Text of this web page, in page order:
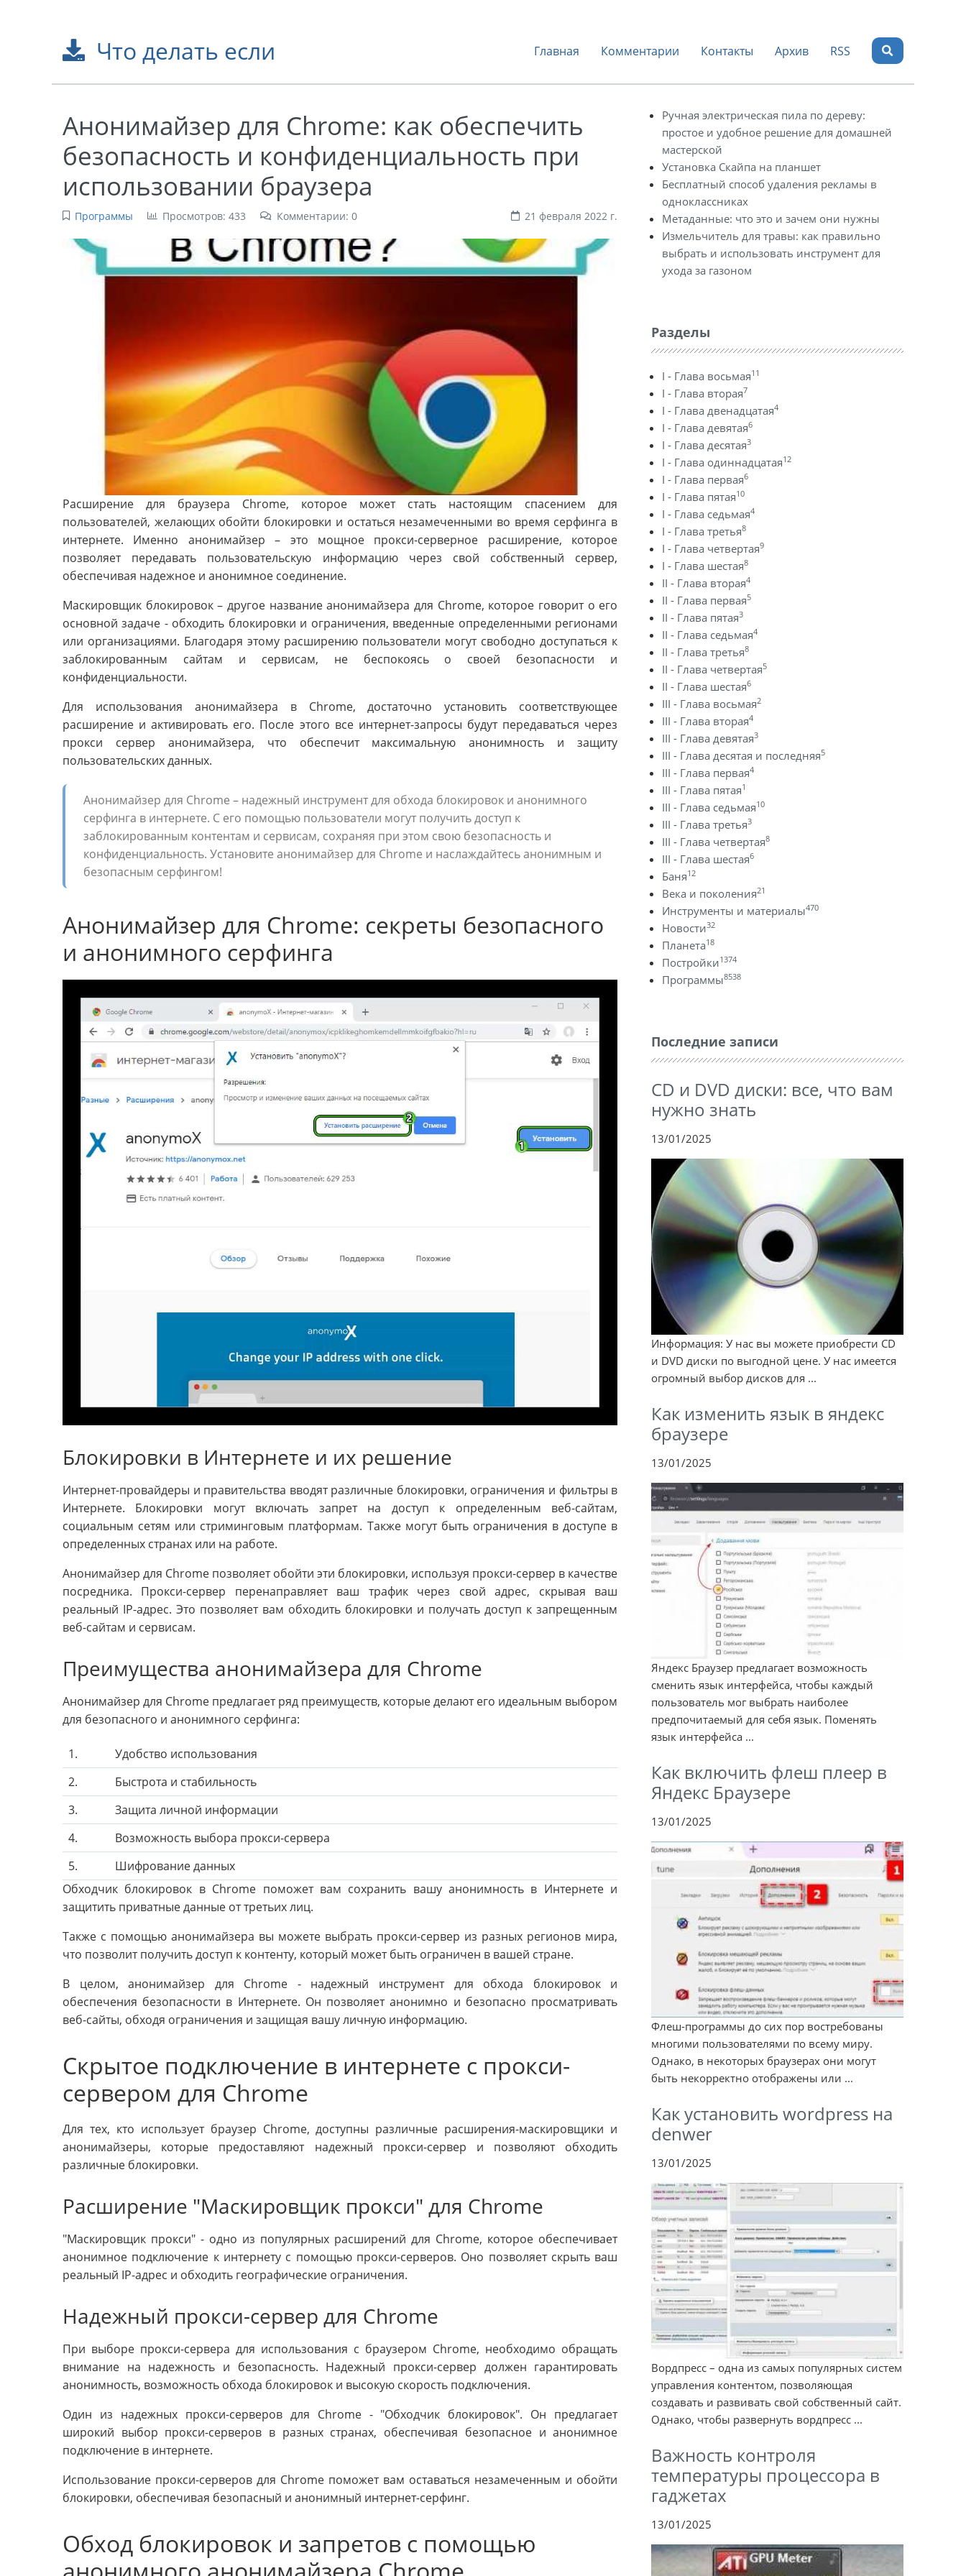
Что делать если Главная Комментарии Контакты Архив RSS
Анонимайзер для Chrome: как обеспечить
безопасность и конфиденциальность при
использовании браузера
Программы Просмотров: 433 Комментарии: 0 21 февраля 2022 г.
Расширение для браузера Chrome, которое может стать настоящим спасением для
пользователей, желающих обойти блокировки и остаться незамеченными во время серфинга в
интернете. Именно анонимайзер – это мощное прокси-серверное расширение, которое
позволяет передавать пользовательскую информацию через свой собственный сервер,
обеспечивая надежное и анонимное соединение.
Маскировщик блокировок – другое название анонимайзера для Chrome, которое говорит о его
основной задаче - обходить блокировки и ограничения, введенные определенными регионами
или организациями. Благодаря этому расширению пользователи могут свободно доступаться к
заблокированным сайтам и сервисам, не беспокоясь о своей безопасности и
конфиденциальности.
Для использования анонимайзера в Chrome, достаточно установить соответствующее
расширение и активировать его. После этого все интернет-запросы будут передаваться через
прокси сервер анонимайзера, что обеспечит максимальную анонимность и защиту
пользовательских данных.
Анонимайзер для Chrome – надежный инструмент для обхода блокировок и анонимного
серфинга в интернете. С его помощью пользователи могут получить доступ к
заблокированным контентам и сервисам, сохраняя при этом свою безопасность и
конфиденциальность. Установите анонимайзер для Chrome и наслаждайтесь анонимным и
безопасным серфингом!
Анонимайзер для Chrome: секреты безопасного
и анонимного серфинга
Блокировки в Интернете и их решение
Интернет-провайдеры и правительства вводят различные блокировки, ограничения и фильтры в
Интернете. Блокировки могут включать запрет на доступ к определенным веб-сайтам,
социальным сетям или стриминговым платформам. Также могут быть ограничения в доступе в
определенных странах или на работе.
Анонимайзер для Chrome позволяет обойти эти блокировки, используя прокси-сервер в качестве
посредника. Прокси-сервер перенаправляет ваш трафик через свой адрес, скрывая ваш
реальный IP-адрес. Это позволяет вам обходить блокировки и получать доступ к запрещенным
веб-сайтам и сервисам.
Преимущества анонимайзера для Chrome
Анонимайзер для Chrome предлагает ряд преимуществ, которые делают его идеальным выбором
для безопасного и анонимного серфинга:
1.
Удобство использования
2.
Быстрота и стабильность
3.
Защита личной информации
4.
Возможность выбора прокси-сервера
5.
Шифрование данных
Обходчик блокировок в Chrome поможет вам сохранить вашу анонимность в Интернете и
защитить приватные данные от третьих лиц.
Также с помощью анонимайзера вы можете выбрать прокси-сервер из разных регионов мира,
что позволит получить доступ к контенту, который может быть ограничен в вашей стране.
В целом, анонимайзер для Chrome - надежный инструмент для обхода блокировок и
обеспечения безопасности в Интернете. Он позволяет анонимно и безопасно просматривать
веб-сайты, обходя ограничения и защищая вашу личную информацию.
Скрытое подключение в интернете с прокси-
сервером для Chrome
Для тех, кто использует браузер Chrome, доступны различные расширения-маскировщики и
анонимайзеры, которые предоставляют надежный прокси-сервер и позволяют обходить
различные блокировки.
Расширение "Маскировщик прокси" для Chrome
"Маскировщик прокси" - одно из популярных расширений для Chrome, которое обеспечивает
анонимное подключение к интернету с помощью прокси-серверов. Оно позволяет скрыть ваш
реальный IP-адрес и обходить географические ограничения.
Надежный прокси-сервер для Chrome
При выборе прокси-сервера для использования с браузером Chrome, необходимо обращать
внимание на надежность и безопасность. Надежный прокси-сервер должен гарантировать
анонимность, возможность обхода блокировок и высокую скорость подключения.
Один из надежных прокси-серверов для Chrome - "Обходчик блокировок". Он предлагает
широкий выбор прокси-серверов в разных странах, обеспечивая безопасное и анонимное
подключение в интернете.
Использование прокси-серверов для Chrome поможет вам оставаться незамеченным и обойти
блокировки, обеспечивая безопасный и анонимный интернет-серфинг.
Обход блокировок и запретов с помощью
Ручная электрическая пила по дереву:
простое и удобное решение для домашней
мастерской
Установка Скайпа на планшет
Бесплатный способ удаления рекламы в
одноклассниках
Метаданные: что это и зачем они нужны
Измельчитель для травы: как правильно
выбрать и использовать инструмент для
ухода за газоном
Разделы
I - Глава восьмая11
I - Глава вторая7
I - Глава двенадцатая4
I - Глава девятая6
I - Глава десятая3
I - Глава одиннадцатая12
I - Глава первая6
I - Глава пятая10
I - Глава седьмая4
I - Глава третья8
I - Глава четвертая9
I - Глава шестая8
II - Глава вторая4
II - Глава первая5
II - Глава пятая3
II - Глава седьмая4
II - Глава третья8
II - Глава четвертая5
II - Глава шестая6
III - Глава восьмая2
III - Глава вторая4
III - Глава девятая3
III - Глава десятая и последняя5
III - Глава первая4
III - Глава пятая1
III - Глава седьмая10
III - Глава третья3
III - Глава четвертая8
III - Глава шестая6
Баня12
Века и поколения21
Инструменты и материалы470
Новости32
Планета18
Постройки1374
Программы8538
Последние записи
CD и DVD диски: все, что вам
нужно знать
13/01/2025
Информация: У нас вы можете приобрести CD
и DVD диски по выгодной цене. У нас имеется
огромный выбор дисков для ...
Как изменить язык в яндекс
браузере
13/01/2025
Яндекс Браузер предлагает возможность
сменить язык интерфейса, чтобы каждый
пользователь мог выбрать наиболее
предпочитаемый для себя язык. Поменять
язык интерфейса ...
Как включить флеш плеер в
Яндекс Браузере
13/01/2025
Флеш-программы до сих пор востребованы
многими пользователями по всему миру.
Однако, в некоторых браузерах они могут
быть некорректно отображены или ...
Как установить wordpress на
denwer
13/01/2025
Вордпресс – одна из самых популярных систем
управления контентом, позволяющая
создавать и развивать свой собственный сайт.
Однако, чтобы развернуть вордпресс ...
Важность контроля
температуры процессора в
гаджетах
13/01/2025